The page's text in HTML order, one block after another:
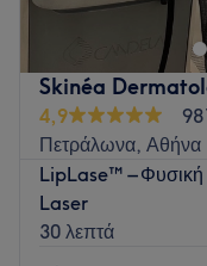
και σώματος, όπου
αναζωογόνησης και
όμορφο εαυτό σου. Οι
Alcyon -αισθητικοί
χώρο που φροντίζει
Με βαθύ καθαρισμό,
μεσοθεραπείες, LPG,
signature θεραπείες
την καλύτερη λύση
Skinéa
4,9
Πετράλωνα, Αθήνα
LipLase™ – Φυσική
Laser
30 λεπτά